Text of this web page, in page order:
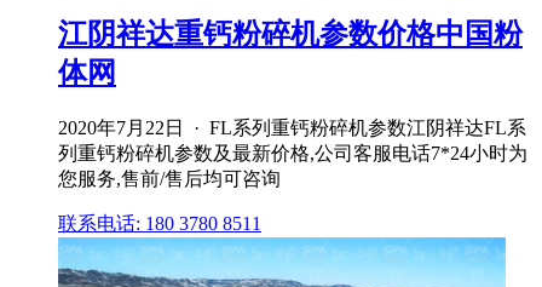
江阴祥达重钙粉碎机参数价格中国粉
体网
2020年7月22日 · FL系列重钙粉碎机参数江阴祥达FL系
列重钙粉碎机参数及最新价格,公司客服电话7*24小时为
您服务,售前/售后均可咨询
联系电话: 180 3780 8511